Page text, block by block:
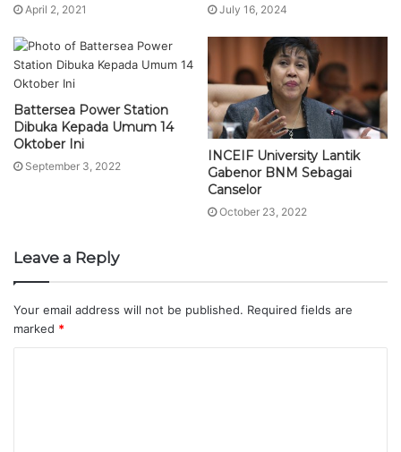
April 2, 2021 July 16, 2024
Battersea Power Station
Dibuka Kepada Umum 14
Oktober Ini
September 3, 2022
INCEIF University Lantik
Gabenor BNM Sebagai
Canselor
October 23, 2022
Leave a Reply
Your email address will not be published. Required fields are
marked *